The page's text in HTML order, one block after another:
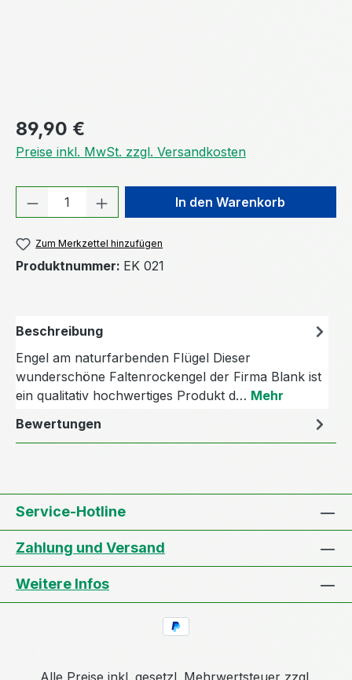
Regulärer Preis:
89,90 €
Preise inkl. MwSt. zzgl. Versandkosten
Produkt Anzahl: Gib denIn den Warenkorb
Zum Merkzettel hinzufügen
Produktnummer: EK 021
Beschreibung
Engel am naturfarbenden Flügel Dieser
wunderschöne Faltenrockengel der Firma Blank ist
ein qualitativ hochwertiges Produkt d… Mehr
Bewertungen
Service-Hotline
Zahlung und Versand
Weitere Infos
Alle Preise inkl. gesetzl. Mehrwertsteuer zzgl.